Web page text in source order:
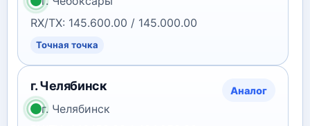
RX/TX: 145.600.00 / 145.000.00
Точная точка
г. Челябинск Аналог
г. Челябинск